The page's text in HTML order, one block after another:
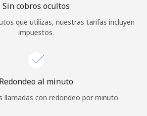
Continuar con
Sin cobros ocultos
que utilizas, nuestras tarifas incluyen
impuestos.
Redondeo al minuto
llamadas con redondeo por minuto.